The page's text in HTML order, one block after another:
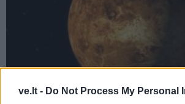
ve.lt - Do Not Process My Personal